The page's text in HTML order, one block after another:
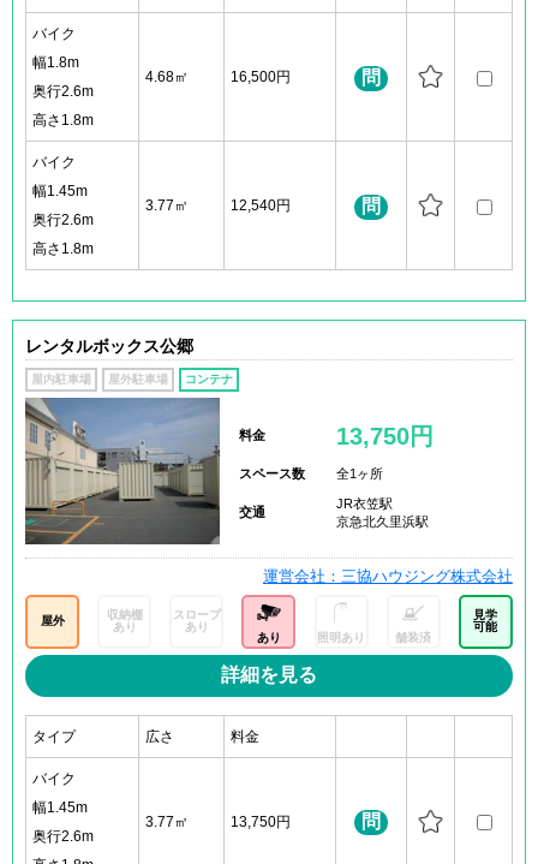
バイク
幅1.8m
奥行2.6m
高さ1.8m
4.68㎡ 16,500円 問
バイク
幅1.45m
奥行2.6m
高さ1.8m
3.77㎡ 12,540円 問
レンタルボックス公郷
屋内駐車場 屋外駐車場 コンテナ
料金 13,750円
スペース数 全1ヶ所
交通
JR衣笠駅
京急北久里浜駅
運営会社：三協ハウジング株式会社
屋外
収納棚
あり
スロープ
あり
あり 照明あり 舗装済
見学
可能
詳細を見る
タイプ 広さ 料金
バイク
幅1.45m
奥行2.6m
3.77㎡ 13,750円 問